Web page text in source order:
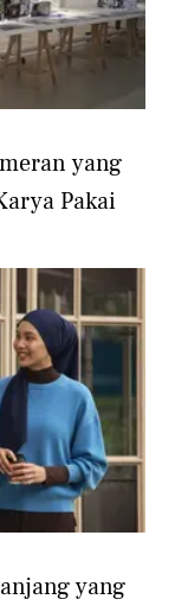
yang
Pakai
yang